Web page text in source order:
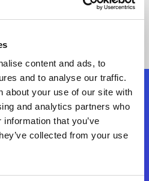
content and ads, to
and to analyse our traffic.
about your use of our site with
and analytics partners who
that you’ve
collected from your use